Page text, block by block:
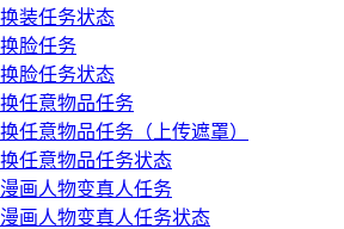
装任务状态
脸任务
脸任务状态
任意物品任务
任意物品任务（上传遮罩）
任意物品任务状态
画人物变真人任务
画人物变真人任务状态